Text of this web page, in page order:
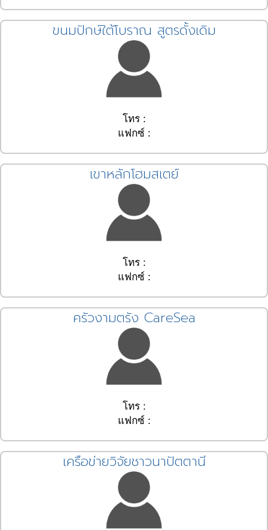
ขนมปักษ์ใต้โบราณ สูตรดั้งเดิม
โทร :
แฟกซ์ :
เขาหลักโฮมสเตย์
โทร :
แฟกซ์ :
ครัวงามตรัง CareSea
โทร :
แฟกซ์ :
เครือข่ายวิจัยชาวนาปัตตานี